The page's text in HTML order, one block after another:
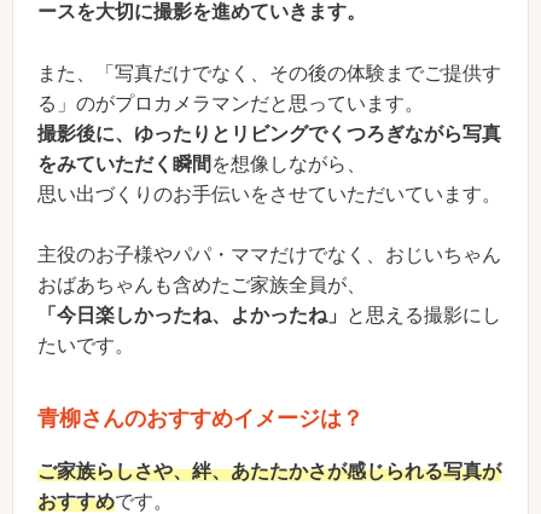
ースを大切に撮影を進めていきます。
また、「写真だけでなく、その後の体験までご提供す
る」のがプロカメラマンだと思っています。
撮影後に、ゆったりとリビングでくつろぎながら写真
をみていただく瞬間 を想像しながら、
思い出づくりのお手伝いをさせていただいています。
主役のお子様やパパ・ママだけでなく、おじいちゃん
おばあちゃんも含めたご家族全員が、
「今日楽しかったね、よかったね」
と思える撮影にし
たいです。
青柳さんのおすすめイメージは？
ご家族らしさや、絆、あたたかさが感じられる写真が
おすすめです。